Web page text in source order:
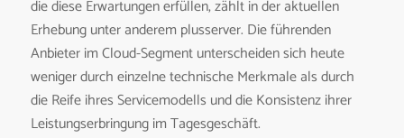
die diese Erwartungen erfüllen, zählt in der aktuellen
Erhebung unter anderem plusserver. Die führenden
Anbieter im Cloud-Segment unterscheiden sich heute
weniger durch einzelne technische Merkmale als durch
die Reife ihres Servicemodells und die Konsistenz ihrer
Leistungserbringung im Tagesgeschäft.